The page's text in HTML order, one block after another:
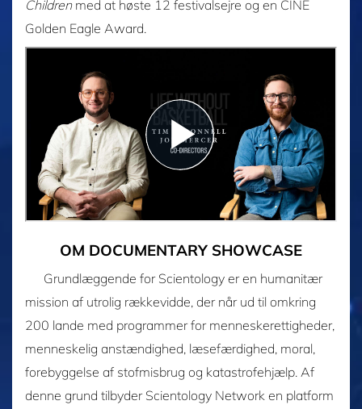
Childrenmed at høste 12 festivalsejre og en CINE
Golden Eagle Award.
OM DOCUMENTARY SHOWCASE
Grundlæggende for Scientology er en humanitær
mission af utrolig rækkevidde, der når ud til omkring
200 lande med programmer for menneskerettigheder,
menneskelig anstændighed, læsefærdighed, moral,
forebyggelse af stofmisbrug og katastrofehjælp. Af
denne grund tilbyder Scientology Network en platform